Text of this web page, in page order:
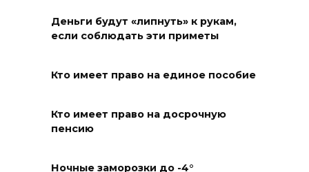
08 августа 2026 17:40
новую модульную котельную
Платовский
Деньги будут «липнуть» к рукам,
если соблюдать эти приметы
Кто имеет право на единое пособие
Кто имеет право на досрочную
пенсию
Ночные заморозки до -4°